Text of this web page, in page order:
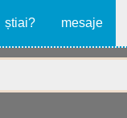
știai? mesaje